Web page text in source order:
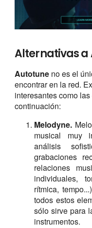
Alternativas a
Autotuneno es el
encontrar en la red.
interesantes como
continuación:
Melodyne.
musical muy
análisis
grabaciones
relaciones
individuales,
rítmica,
todos estos
sólo sirve para
instrumentos.